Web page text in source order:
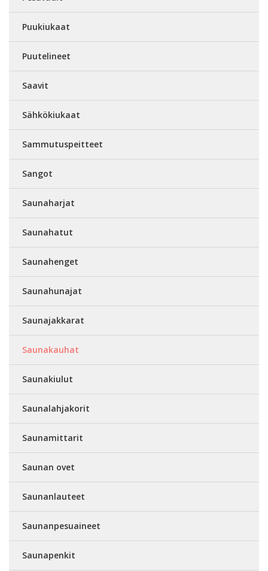
Puukiukaat
Puutelineet
Saavit
Sähkökiukaat
Sammutuspeitteet
Sangot
Saunaharjat
Saunahatut
Saunahenget
Saunahunajat
Saunajakkarat
Saunakauhat
Saunakiulut
Saunalahjakorit
Saunamittarit
Saunan ovet
Saunanlauteet
Saunanpesuaineet
Saunapenkit